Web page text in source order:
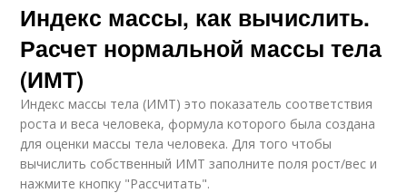
Индекс массы, как вычислить.
Расчет нормальной массы тела
(ИМТ)
Индекс массы тела (ИМТ) это показатель соответствия
роста и веса человека, формула которого была создана
для оценки массы тела человека. Для того чтобы
вычислить собственный ИМТ заполните поля рост/вес и
нажмите кнопку "Рассчитать".